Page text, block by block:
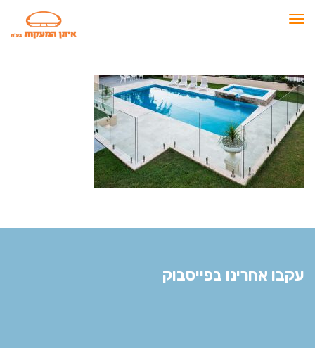
תפריט
עקבו אחרינו בפייסבוק